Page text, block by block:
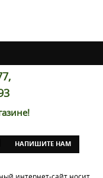
НАПИШИТЕ НАМ